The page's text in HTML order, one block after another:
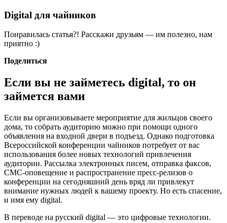
Digital для чайников
Понравилась статья?! Расскажи друзьям — им полезно, нам
приятно :)
Поделиться
Если вы не займетесь digital, то он
займется вами
Если вы организовываете мероприятие для жильцов своего
дома, то собрать аудиторию можно при помощи одного
объявления на входной двери в подъезд. Однако подготовка
Всероссийской конференции чайников потребует от вас
использования более новых технологий привлечения
аудитории. Рассылка электронных писем, отправка факсов,
СМС-оповещение и распространение пресс-релизов о
конференции на сегодняшний день вряд ли привлекут
внимание нужных людей к вашему проекту. Но есть спасение,
и имя ему digital.
В переводе на русский digital — это цифровые технологии.